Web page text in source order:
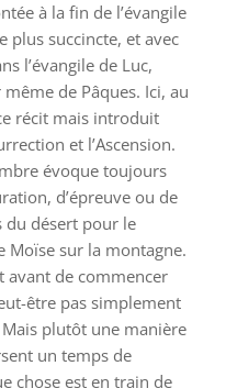
à la fin de l’évangile
plus succincte, et avec
l’évangile de Luc,
de Pâques. Ici, au
récit mais introduit
et l’Ascension.
évoque toujours
d’épreuve ou de
du désert pour le
Moïse sur la montagne.
avant de commencer
être pas simplement
plutôt une manière
un temps de
chose est en train de